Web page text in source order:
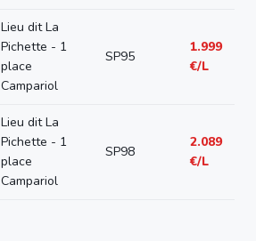
Lieu dit La
Pichette - 1
place
Campariol
SP95
1.999
€/L
Lieu dit La
Pichette - 1
place
Campariol
SP98
2.089
€/L